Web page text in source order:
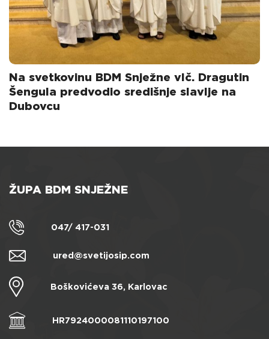
Na svetkovinu BDM Snježne vlč. Dragutin
Šengula predvodio središnje slavlje na
Dubovcu
ŽUPA BDM SNJEŽNE
047/ 417-031
ured@svetijosip.com
Boškovićeva 36, Karlovac
HR7924000081110197100